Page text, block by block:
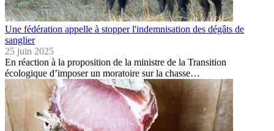
Une fédération appelle à stopper l'indemnisation des dégâts de
sanglier
25 juin 2025
En réaction à la proposition de la ministre de la Transition
écologique d’imposer un moratoire sur la chasse…